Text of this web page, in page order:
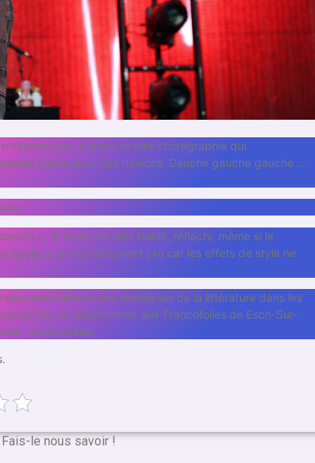
pas à suivre la mini chorégraphie qui
même pour des novices. Gauche gauche gauche …
», le texte est plus fouillé, réfléchi, même si le
époque, et véritablement pro car les effets de style ne
l’étude des classiques de la littérature dans les
fois de (dé)montrer, aux Francofolies de Esch-Sur-
de nos contrées.
le nous savoir !